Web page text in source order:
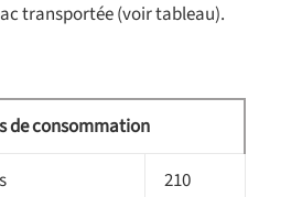
transportée (voir tableau).
de consommation
210